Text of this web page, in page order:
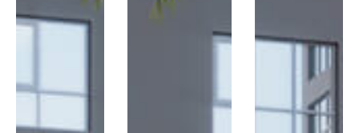
Mua bán
Thị trường